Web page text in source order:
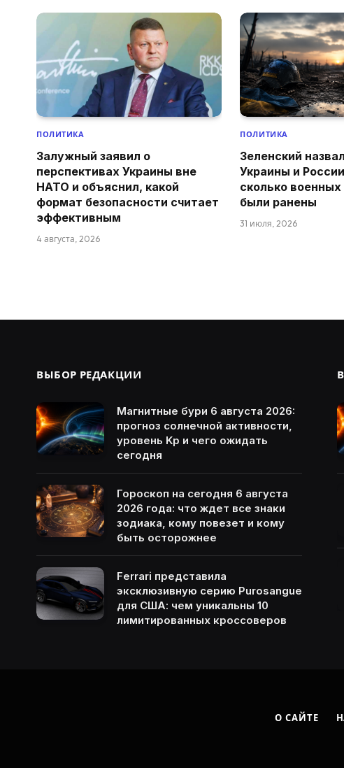
ПОЛИТИКА
Залужный заявил о
перспективах Украины вне
НАТО и объяснил, какой
формат безопасности считает
эффективным
4 августа, 2026
ПОЛИТИКА
Зеленский
Украины и
сколько военных
были ранены
31 июля, 2026
ВЫБОР РЕДАКЦИИ
Магнитные бури 6 августа 2026:
прогноз солнечной активности,
уровень Kp и чего ожидать
сегодня
Гороскоп на сегодня 6 августа
2026 года: что ждет все знаки
зодиака, кому повезет и кому
быть осторожнее
Ferrari представила
эксклюзивную серию Purosangue
для США: чем уникальны 10
лимитированных кроссоверов
О САЙТЕ